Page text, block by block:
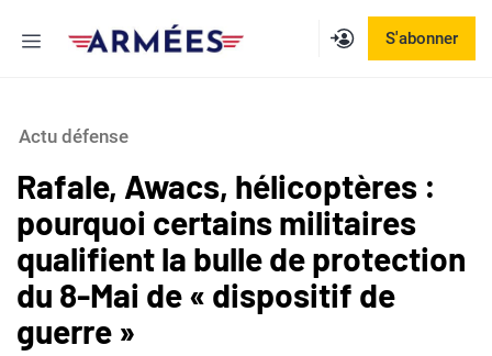
S'abonner
Menu
Actu défense
Rafale, Awacs, hélicoptères :
pourquoi certains militaires
qualifient la bulle de protection
du 8-Mai de « dispositif de
guerre »